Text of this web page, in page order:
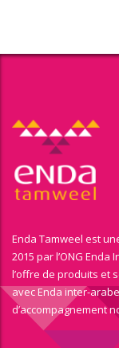
Enda Tamweel est
2015 par l’ONG
l’offre de produits et
avec Enda inter-
d’accompagnement